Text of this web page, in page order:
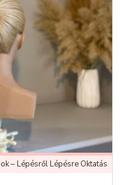
– Lépésről Lépésre Oktatás